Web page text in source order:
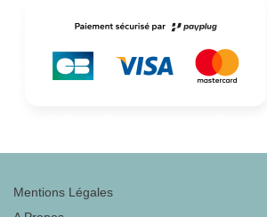
Mentions Légales